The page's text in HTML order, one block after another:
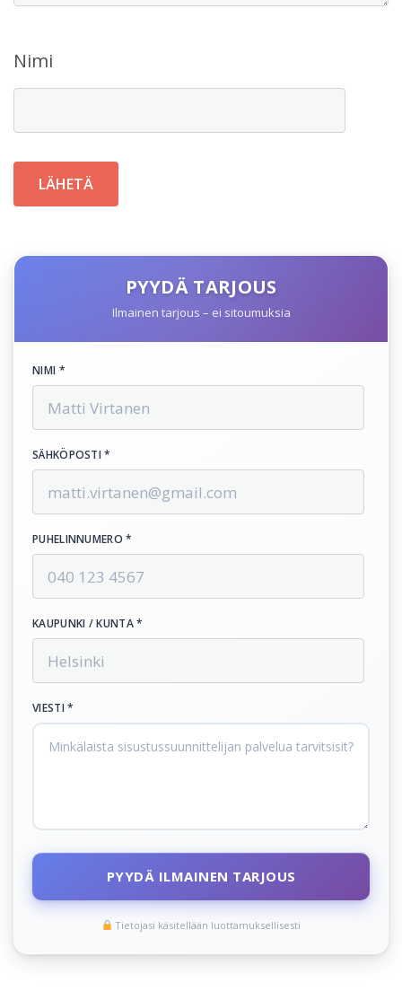
Nimi
PYYDÄ TARJOUS
Ilmainen tarjous – ei sitoumuksia
NIMI *
SÄHKÖPOSTI *
PUHELINNUMERO *
KAUPUNKI / KUNTA *
VIESTI *
PYYDÄ ILMAINEN TARJOUS
Tietojasi käsitellään luottamuksellisesti